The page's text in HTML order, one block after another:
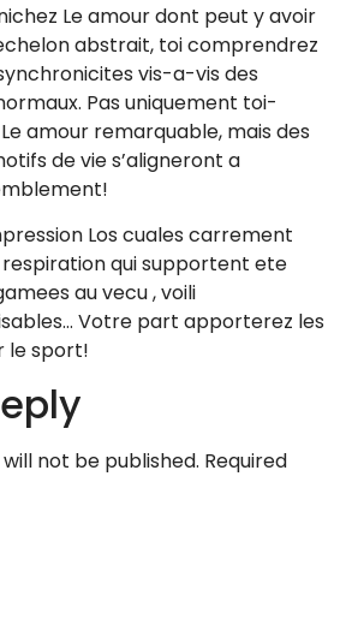
Le amour dont peut y avoir
abstrait, toi comprendrez
vis-a-vis des
Pas uniquement toi-
amour remarquable, mais des
de vie s’aligneront a
Los cuales carrement
respiration qui supportent ete
au vecu , voili
Votre part apporterez les
le sport!
not be published. Required